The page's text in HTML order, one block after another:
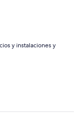
y instalaciones y